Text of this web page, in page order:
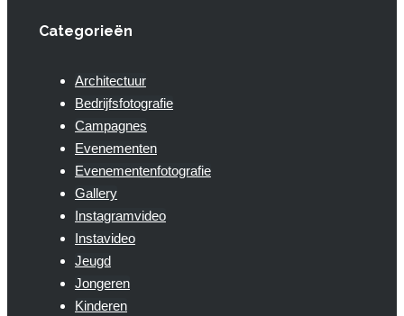
Categorieën
Architectuur
Bedrijfsfotografie
Campagnes
Evenementen
Evenementenfotografie
Gallery
Instagramvideo
Instavideo
Jeugd
Jongeren
Kinderen